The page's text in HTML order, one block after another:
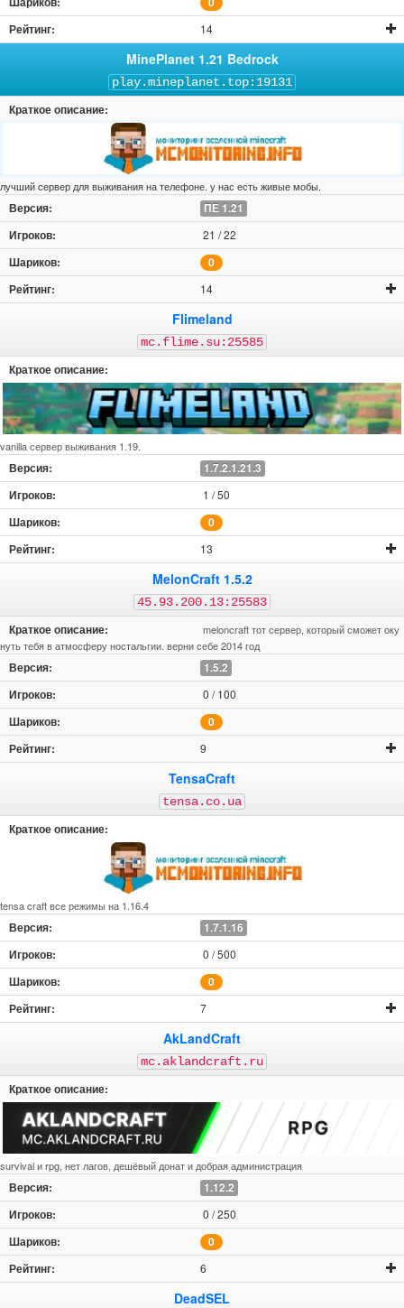
14
MinePlanet 1.21 Bedrock
play.mineplanet.top:19131
лучший сервер для выживания на телефоне. у нас есть живые мобы.
ПЕ 1.21
21 / 22
0
14
Flimeland
mc.flime.su:25585
vanilla сервер выживания 1.19.
1.7.2.1.21.3
1 / 50
0
13
MelonCraft 1.5.2
45.93.200.13:25583
meloncraft тот сервер, который сможет оку
нуть тебя в атмосферу ностальгии. верни себе 2014 год
1.5.2
0 / 100
0
9
TensaCraft
tensa.co.ua
tensa craft все режимы на 1.16.4
1.7.1.16
0 / 500
0
7
AkLandCraft
mc.aklandcraft.ru
survival и rpg, нет лагов, дешёвый донат и добрая администрация
1.12.2
0 / 250
0
6
DeadSEL